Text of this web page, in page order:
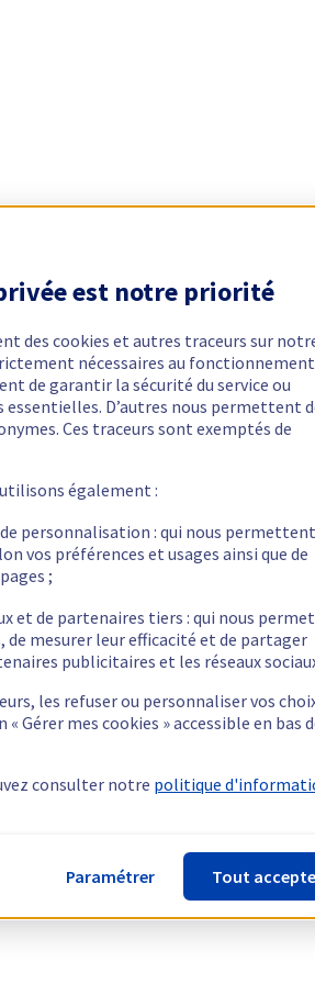
est notre priorité
des cookies et autres traceurs sur
nécessaires au fonctionnement
de garantir la sécurité du service ou
D’autres nous permettent
Ces traceurs sont exemptés de
également :
personnalisation : qui nous permettent
vos préférences et usages ainsi que de
;
et de partenaires tiers : qui nous
de mesurer leur efficacité et de partager
publicitaires et les réseaux
les refuser ou personnaliser vos
Gérer mes cookies » accessible en bas
consulter notre politique
Paramétrer Tout